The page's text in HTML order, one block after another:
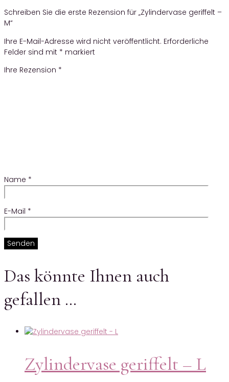
Schreiben Sie die erste Rezension für „Zylindervase geriffelt –
M“
Ihre E-Mail-Adresse wird nicht veröffentlicht. Erforderliche
Felder sind mit * markiert
Ihre Rezension *
Name *
E-Mail *
Das könnte Ihnen auch
gefallen …
Zylindervase geriffelt – L